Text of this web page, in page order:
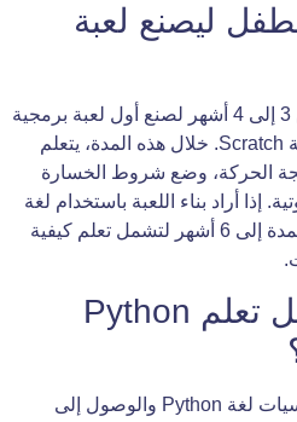
ليصنع لعبة
يحتاج الطفل في المتوسط من 3 إلى 4 أشهر لصنع أول لعبة برمجية
بسيطة وناجحة باستخدام منصة Scratch. خلال هذه المدة، يتعلم
الحركة، وضع شروط الخسارة
إذا أراد بناء اللعبة باستخدام لغة
نصية مثل Python، فقد تمتد المدة إلى 6 أشهر لتشمل تعلم كيفية
هل يستطيع الطفل تعلم Python
نعم، يستطيع الطفل تعلم أساسيات لغة Python والوصول إلى